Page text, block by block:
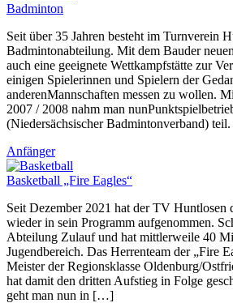
Badminton
Seit über 35 Jahren besteht im Turnverein
Badmintonabteilung. Mit dem Bauder
auch eine geeignete Wettkampfstätte zur
einigen Spielerinnen und Spielern der
anderenMannschaften messen zu wollen.
2007 / 2008 nahm man
(Niedersächsischer Badmintonverband)
Anfänger
Basketball „Fire Eagles“
Seit Dezember 2021 hat der TV Huntlosen
wieder in sein Programm aufgenommen.
Abteilung Zulauf und hat mittlerweile 40
Jugendbereich. Das Herrenteam der „Fire
Meister der Regionsklasse Oldenburg/
hat damit den dritten Aufstieg in Folge
geht man nun in […]